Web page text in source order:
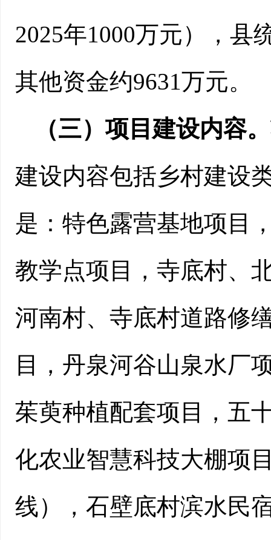
2025年1000万元）
，县
其他资金约9631万元。
（三）项目建设内容。
建设内容包括乡村建设
是：特色露营基地项目
教学点项目
， 寺底村、
河南村、寺底村道路修
目
， 丹泉河谷山泉水厂
茱萸种植配套项目
， 五
化农业智慧科技大棚项
线）
， 石壁底村滨水民